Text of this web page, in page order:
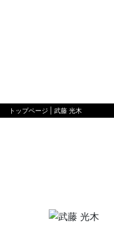
トップページ | 武藤 光木